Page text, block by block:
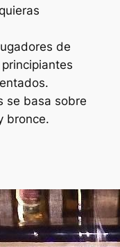
de
se basa sobre
bronce.